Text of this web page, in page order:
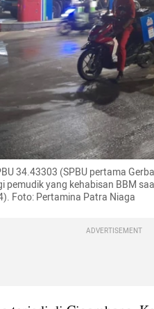
34.43303 (SPBU pertama
pemudik yang kehabisan BBM
Foto: Pertamina Patra Niaga
ADVERTISEMENT